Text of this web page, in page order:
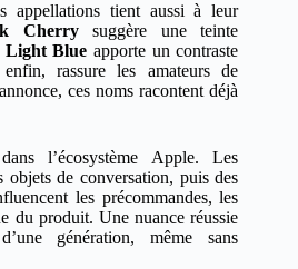
appellations tient aussi à leur
Cherrysuggère une teinte
Light Blue apporte un contraste
rassure les amateurs de
ces noms racontent déjà
l’écosystème Apple. Les
objets de conversation, puis des
les précommandes, les
du produit. Une nuance réussie
génération, même sans